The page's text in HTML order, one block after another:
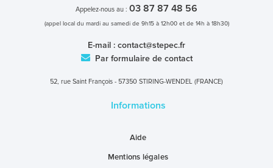
Appelez-nous au : 03 87 87 48 56
(appel local du mardi au samedi de 9h15 à 12h00 et de 14h à 18h30)
E-mail : contact@stepec.fr
Par formulaire de contact
52, rue Saint François - 57350 STIRING-WENDEL (FRANCE)
Informations
Aide
Mentions légales